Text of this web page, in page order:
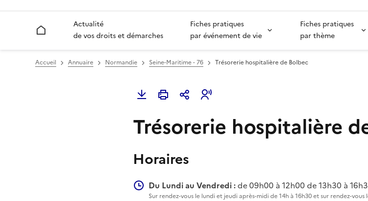
Accueil
Actualité
de vos droits et démarches
Fiches pratiques
par événement de vie
Fiches pratiques
par thème
Accueil Annuaire Normandie Seine-Maritime - 76 Trésorerie hospitalière de Bolbec
Trésorerie hospitalière
Horaires
Du Lundi au Vendredi :de 09h00 à 12h00 de 13h30 à
Sur rendez-vous le lundi et jeudi après-midi de 14h à 16h30 et sur rendez-